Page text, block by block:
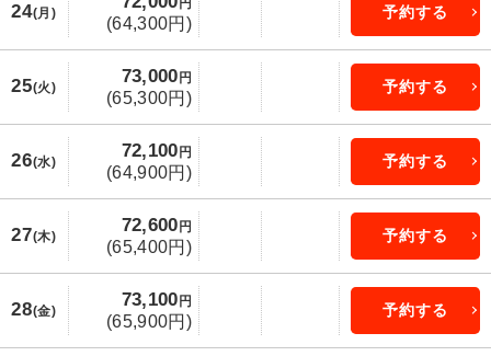
24(月)
円
(64,300円)
予約する
25(火)
73,000 円
(65,300円)
予約する
26(水)
72,100 円
(64,900円)
予約する
27(木)
72,600 円
(65,400円)
予約する
28(金)
73,100 円
(65,900円)
予約する